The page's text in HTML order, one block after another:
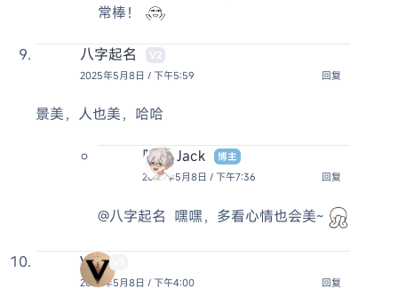
常棒！
八字起名
V2
2025年5月8日 / 下午5:59
回复
景美，人也美，哈哈
阿杰 Jack
博主
2025年5月8日 / 下午7:36
回复
@八字起名 嘿嘿，多看心情也会美~
Vei
2025年5月8日 / 下午4:00
回复